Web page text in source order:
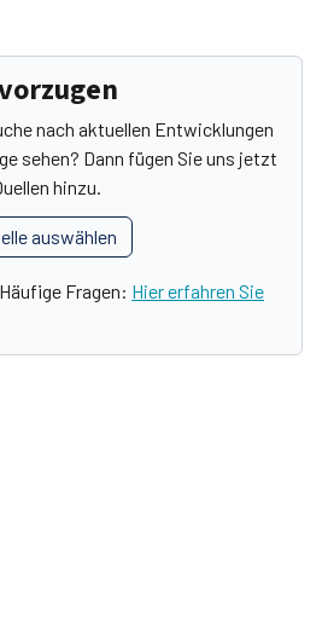
nach aktuellen Entwicklungen
sehen? Dann fügen Sie uns jetzt
hinzu.
auswählen
Fragen: Hier erfahren Sie